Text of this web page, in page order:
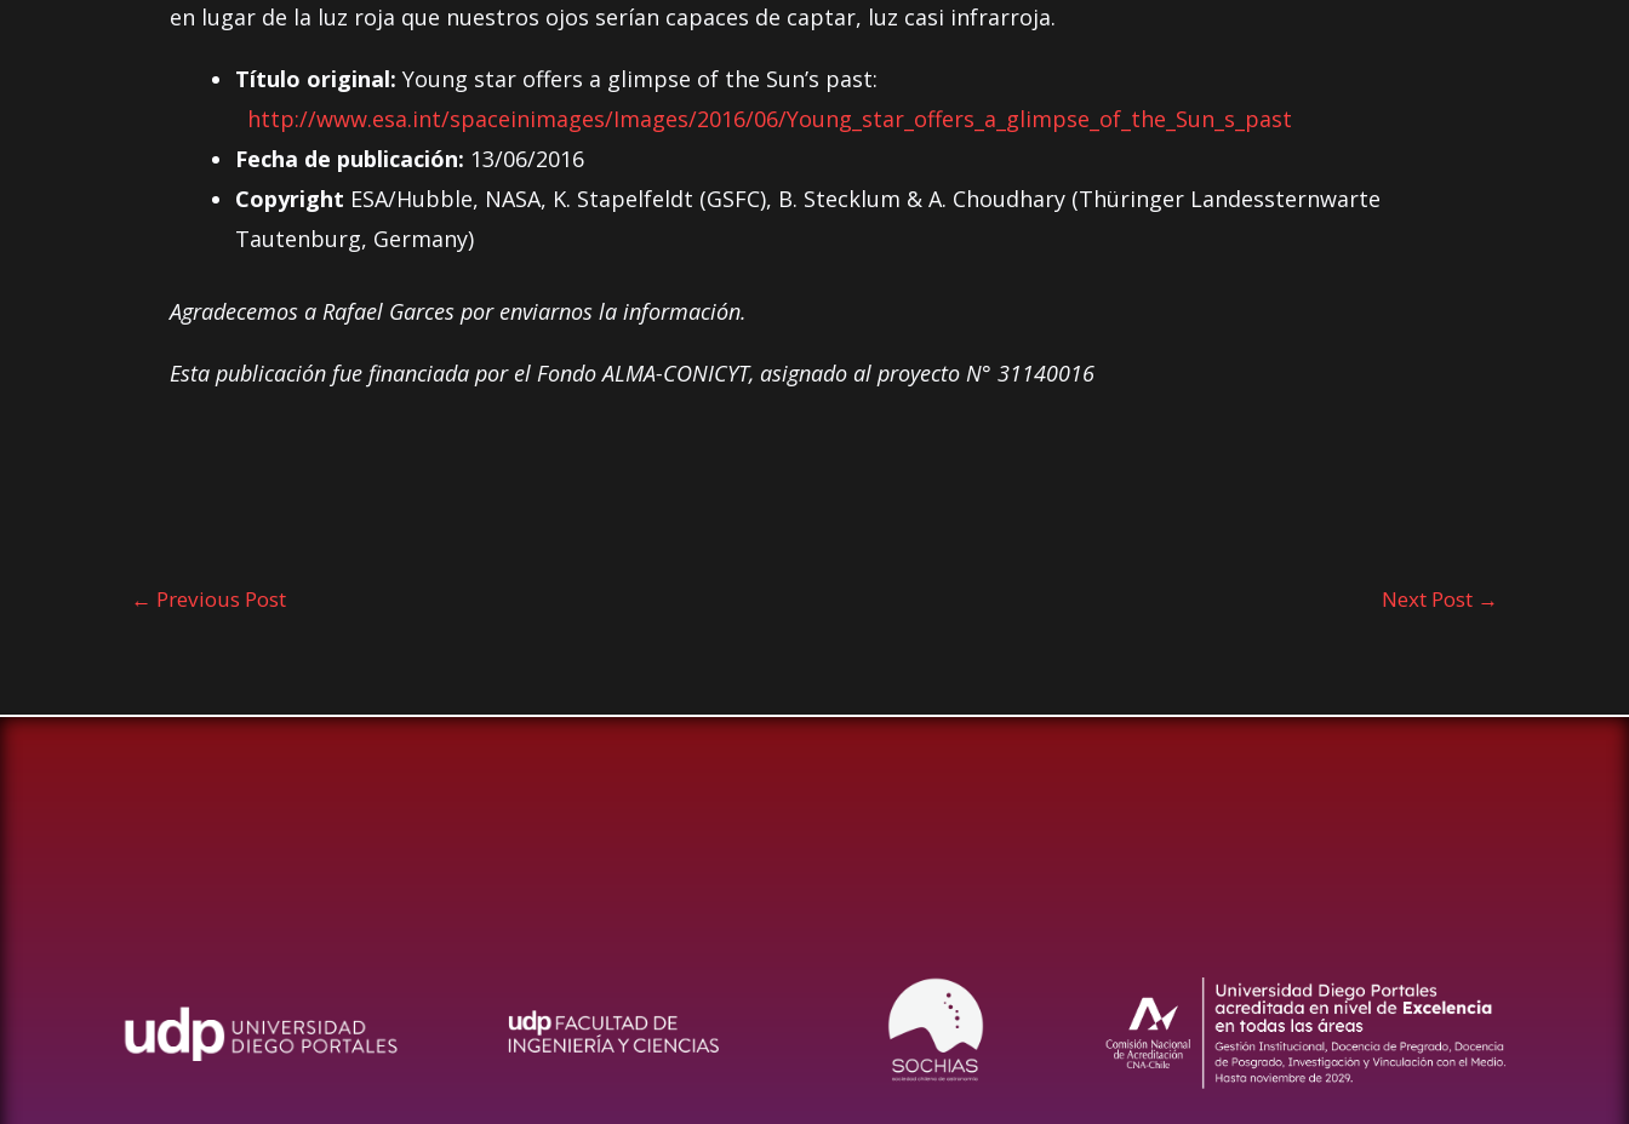
en lugar de la luz roja que nuestros ojos serían capaces de captar, luz casi infrarroja.
Título original: Young star offers a glimpse of the Sun’s past:
http://www.esa.int/spaceinimages/Images/2016/06/Young_star_offers_a_glimpse_of_the_Sun_s_past
Fecha de publicación: 13/06/2016
Copyright ESA/Hubble, NASA, K. Stapelfeldt (GSFC), B. Stecklum & A. Choudhary (Thüringer Landessternwarte
Tautenburg, Germany)
Agradecemos a Rafael Garces por enviarnos la información.
Esta publicación fue financiada por el Fondo ALMA-CONICYT, asignado al proyecto N° 31140016
← Previous Post Next Post →